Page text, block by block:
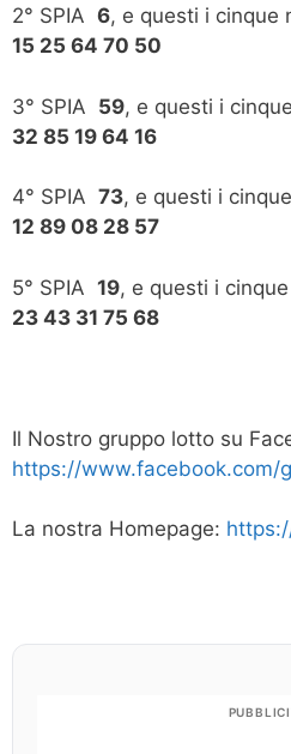
2° SPIA 6, e questi i cinque
15 25 64 70 50
3° SPIA 59, e questi i
32 85 19 64 16
4° SPIA 73, e questi i
12 89 08 28 57
5° SPIA 19, e questi i
23 43 31 75 68
Il Nostro gruppo lotto su
https://www.facebook.com/
La nostra Homepage: